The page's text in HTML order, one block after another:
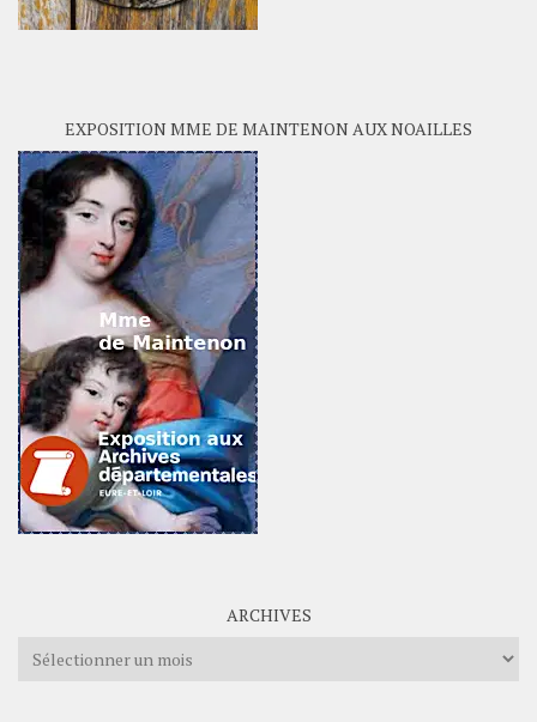
EXPOSITION MME DE MAINTENON AUX NOAILLES
ARCHIVES
Archives